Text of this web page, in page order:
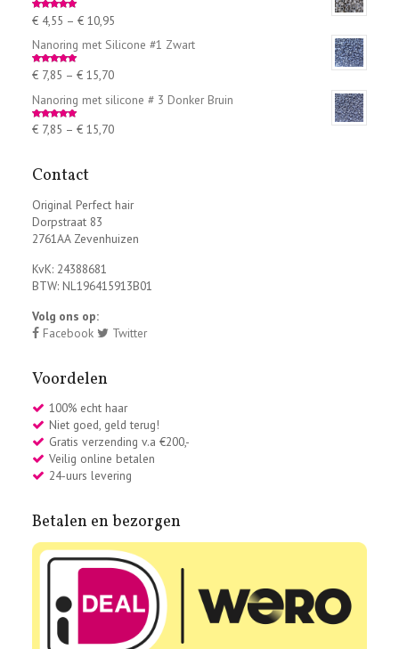
Rated5.00
out of 5
€4,55 – €10,95
Nanoring met Silicone #1 Zwart
Rated5.00
out of 5
€7,85 – €15,70
Nanoring met silicone # 3 Donker Bruin
Rated5.00
out of 5
€7,85 – €15,70
Contact
Original Perfect hair
Dorpstraat 83
2761AA Zevenhuizen
KvK: 24388681
BTW: NL196415913B01
Volg ons op:
Facebook
Twitter
Voordelen
100% echt haar
Niet goed, geld terug!
Gratis verzending v.a €200,-
Veilig online betalen
24-uurs levering
Betalen en bezorgen